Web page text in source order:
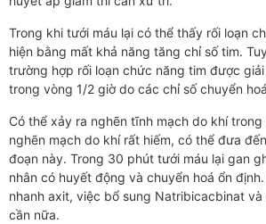
Trong khi tưới máu lại có thể thấy rối loạn
hiện bằng mất khả năng tăng chỉ số tim.
trường hợp rối loạn chức năng tim được
trong vòng 1/2 giờ do các chỉ số chuyển
Có thể xảy ra nghẽn tĩnh mạch do khí trong
nghẽn mạch do khí rất hiếm, có thể đưa
đoạn này. Trong 30 phút tưới máu lại gan
nhân có huyết động và chuyển hoá ổn
nhanh axit, việc bổ sung Natribicacbinat
cần nữa.